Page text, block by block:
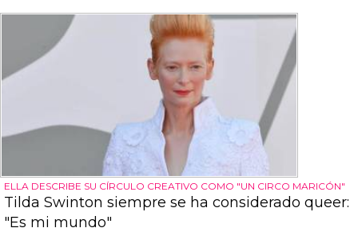
ELLA DESCRIBE SU CÍRCULO CREATIVO COMO "UN CIRCO MARICÓN"
Tilda Swinton siempre se ha considerado queer:
"Es mi mundo"